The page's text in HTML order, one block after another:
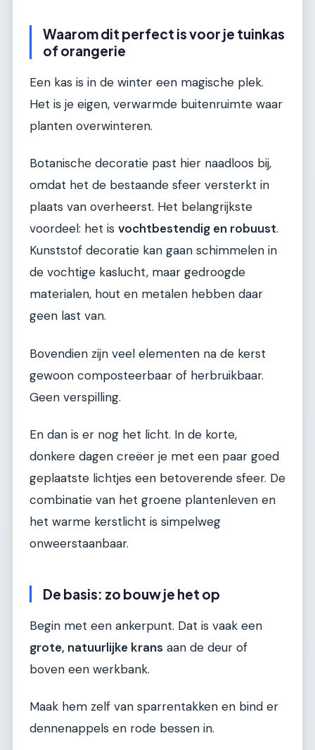
Waarom dit perfect is voor je tuinkas
of orangerie
Een kas is in de winter een magische plek.
Het is je eigen, verwarmde buitenruimte waar
planten overwinteren.
Botanische decoratie past hier naadloos bij,
omdat het de bestaande sfeer versterkt in
plaats van overheerst. Het belangrijkste
voordeel: het is vochtbestendig en robuust.
Kunststof decoratie kan gaan schimmelen in
de vochtige kaslucht, maar gedroogde
materialen, hout en metalen hebben daar
geen last van.
Bovendien zijn veel elementen na de kerst
gewoon composteerbaar of herbruikbaar.
Geen verspilling.
En dan is er nog het licht. In de korte,
donkere dagen creëer je met een paar goed
geplaatste lichtjes een betoverende sfeer. De
combinatie van het groene plantenleven en
het warme kerstlicht is simpelweg
onweerstaanbaar.
De basis: zo bouw je het op
Begin met een ankerpunt. Dat is vaak een
grote, natuurlijke krans aan de deur of
boven een werkbank.
Maak hem zelf van sparrentakken en bind er
dennenappels en rode bessen in.